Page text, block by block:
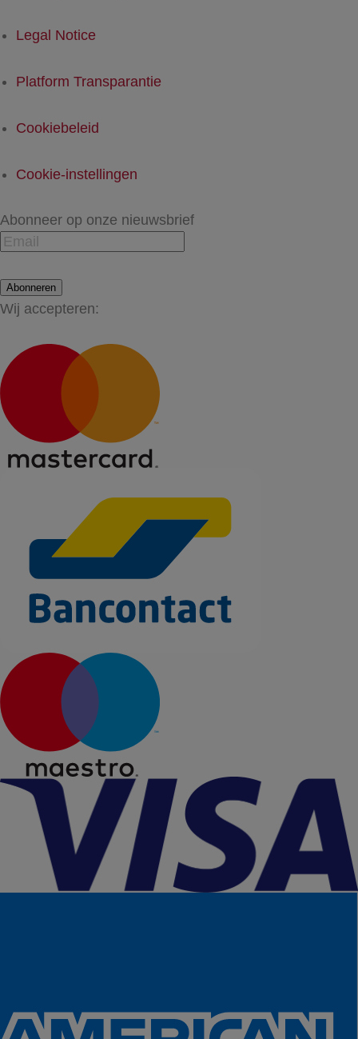
Legal Notice
Platform Transparantie
Cookiebeleid
Cookie-instellingen
Abonneer op onze nieuwsbrief
Abonneren
Wij accepteren: